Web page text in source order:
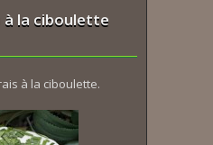
la ciboulette
à la ciboulette.